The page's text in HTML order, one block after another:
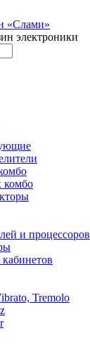
электроники
комбо
и процессоров
Tremolo